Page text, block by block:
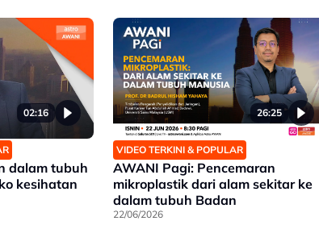
02:16
dalam tubuh
kesihatan
26:25
VIDEO TERKINI & POPULAR
AWANI Pagi: Pencemaran
mikroplastik dari alam sekitar ke
dalam tubuh Badan
22/06/2026